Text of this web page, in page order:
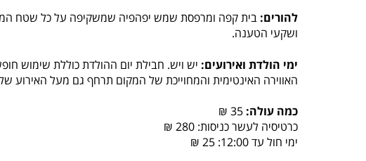
להורים: בית קפה ומרפסת שמש יפהפיה שמשקיפה על כל שטח
ושקעי הטענה.
ימי הולדת ואירועים: יש ויש. חבילת יום ההולדת כוללת שימוש
האווירה האינטימית והמחוייכת של המקום תרחף גם מעל האירוע
כמה עולה:
כרטיסיה לעשר כניסות: 280 ₪
ימי חול עד 12:00: 25 ₪